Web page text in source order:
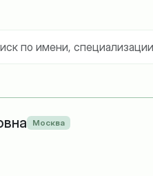
Москва